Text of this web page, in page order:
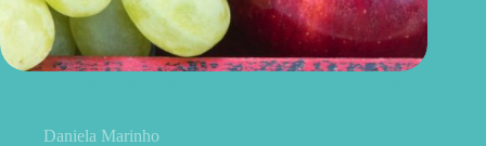
Daniela Marinho